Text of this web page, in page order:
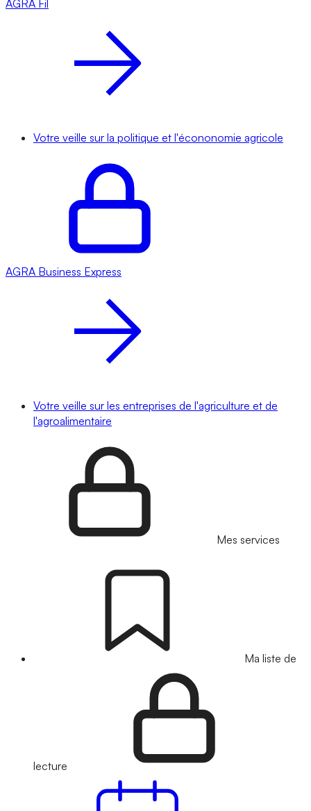
AGRA Fil
Votre veille sur la politique et l'écononomie agricole
AGRA Business Express
Votre veille sur les entreprises de l'agriculture et de
l'agroalimentaire
Mes services
Ma liste de
lecture